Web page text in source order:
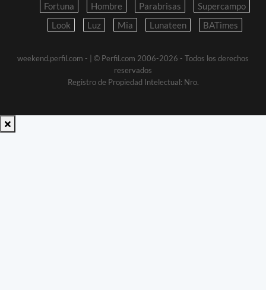
Fortuna
Hombre Parabrisas
Supercampo
Look
Luz Mia Lunateen BATimes
weekend.perfil.com -
| © Perfil.com 2006-2026 - Todos los derechos
reservados
Registro de Propiedad Intelectual: Nro.